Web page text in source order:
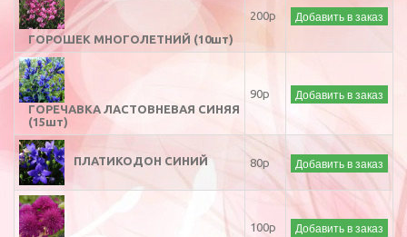
ГОРОШЕК МНОГОЛЕТНИЙ (10шт)
200р Добавить в заказ
ГОРЕЧАВКА ЛАСТОВНЕВАЯ СИНЯЯ
(15шт)
90р Добавить в заказ
ПЛАТИКОДОН СИНИЙ 80р Добавить в заказ
100р Добавить в заказ